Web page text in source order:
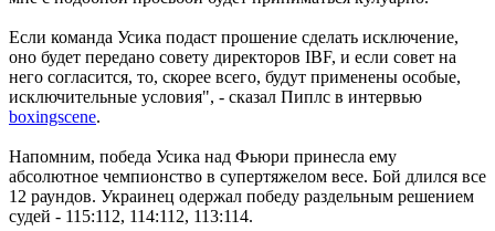
Если команда Усика подаст прошение сделать исключение,
оно будет передано совету директоров IBF, и если совет на
него согласится, то, скорее всего, будут применены особые,
исключительные условия", - сказал Пиплс в интервью
boxingscene.
Напомним, победа Усика над Фьюри принесла ему
абсолютное чемпионство в супертяжелом весе. Бой длился все
12 раундов. Украинец одержал победу раздельным решением
судей - 115:112, 114:112, 113:114.